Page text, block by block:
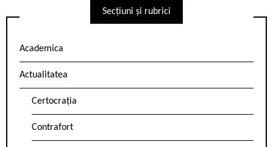
Secțiuni și rubrici
Academica
Actualitatea
Certocrația
Contrafort